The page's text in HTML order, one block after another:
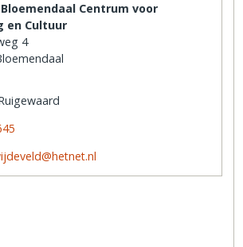
Bloemendaal Centrum voor
en Cultuur
4